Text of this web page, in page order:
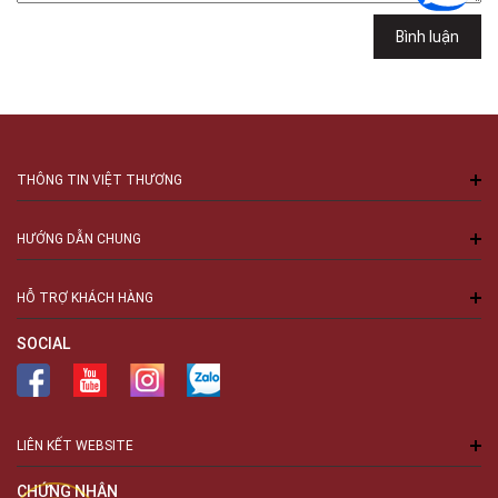
Bình luận
THÔNG TIN VIỆT THƯƠNG
HƯỚNG DẪN CHUNG
HỖ TRỢ KHÁCH HÀNG
SOCIAL
LIÊN KẾT WEBSITE
CHỨNG NHẬN